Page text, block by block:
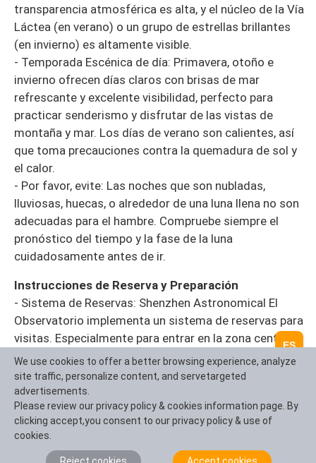
transparencia atmosférica es alta, y el núcleo de la Vía
Láctea (en verano) o un grupo de estrellas brillantes
(en invierno) es altamente visible.
- Temporada Escénica de día: Primavera, otoño e
invierno ofrecen días claros con brisas de mar
refrescante y excelente visibilidad, perfecto para
practicar senderismo y disfrutar de las vistas de
montaña y mar. Los días de verano son calientes, así
que toma precauciones contra la quemadura de sol y
el calor.
- Por favor, evite: Las noches que son nubladas,
lluviosas, huecas, o alrededor de una luna llena no son
adecuadas para el hambre. Compruebe siempre el
pronóstico del tiempo y la fase de la luna
cuidadosamente antes de ir.
Instrucciones de Reserva y Preparación
- Sistema de Reservas: Shenzhen Astronomical El
Observatorio implementa un sistema de reservas para
visitas. Especialmente para entrar en la zona central y
participar en actividades de observación de estrellas,
las reservas anticipadas deben hacerse a través de
canales oficiales (como la cuenta oficial WeChat de la
Astronomía Shenzhen) utilizando su nombre real. La
entrada sólo está permitida con un código de reserva
y su tarjeta de identificación. La entrada no está
ES
We use cookies to offer a better browsing experience, analyze
site traffic, personalize content, and servetargeted
advertisements.
Please review our privacy policy & cookies information page. By
clicking accept,you consent to our privacy policy & use of
cookies.